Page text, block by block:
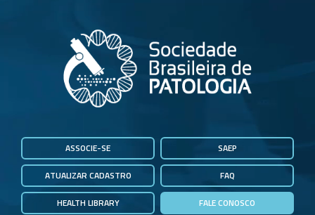
ASSOCIE-SE
ATUALIZAR CADASTRO
HEALTH LIBRARY
SAEP
FAQ
FALE CONOSCO